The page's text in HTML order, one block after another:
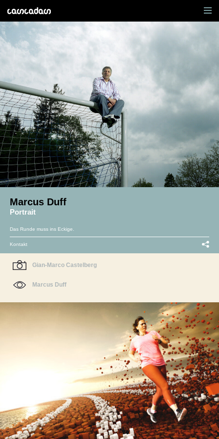
Marcus Duff
Portrait
Das Runde muss ins Eckige.
Kontakt
Gian-Marco Castelberg
Marcus Duff